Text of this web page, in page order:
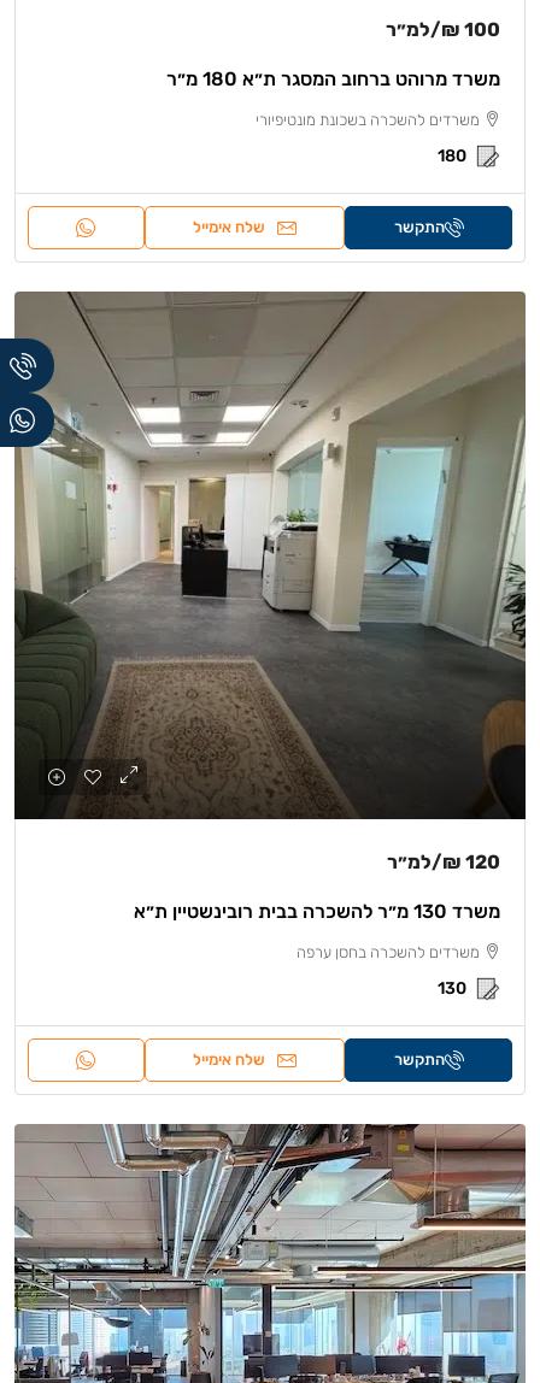
100 ₪ /למ״ר
משרד מרוהט ברחוב המסגר ת״א 180 מ״ר
משרדים להשכרה בשכונת מונטיפיורי
180
התקשר שלח אימייל
120 ₪ /למ״ר
משרד 130 מ״ר להשכרה בבית רובינשטיין ת״א
משרדים להשכרה בחסן ערפה
130
התקשר שלח אימייל